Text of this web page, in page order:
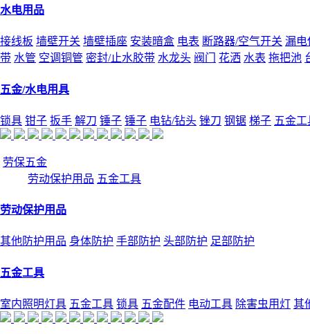
水电用品
接线板 墙壁开关 墙壁插座 安装暗盒 电表 断路器/空气开关 漏电
带 水管 空调铜管 密封/止水胶带 水龙头 阀门 花洒 水表 拖把池
五金/水电用具
锁具 钳子 扳手 解刀 锤子 锤子 电钻/钻头 锉刀 钢锯 梯子 五金
劳保五金
劳动保护用品 五金工具
劳动保护用品
其他防护用品 身体防护 手部防护 头部防护 足部防护
五金工具
室内照明灯具 五金工具 锁具 五金配件 电动工具 除害虫用灯 其